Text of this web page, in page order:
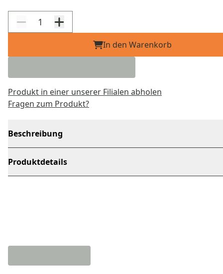
In den Warenkorb
Produkt in einer unserer Filialen abholen
Fragen zum Produkt?
Beschreibung
Produktdetails